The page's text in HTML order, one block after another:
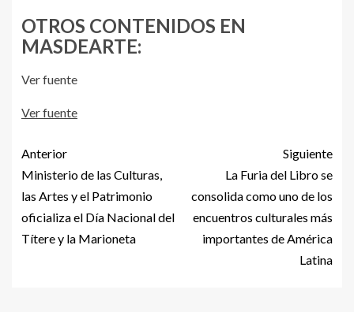
OTROS CONTENIDOS EN
MASDEARTE:
Ver fuente
Ver fuente
Anterior
Ministerio de las Culturas,
las Artes y el Patrimonio
oficializa el Día Nacional del
Títere y la Marioneta
Siguiente
La Furia del Libro se
consolida como uno de los
encuentros culturales más
importantes de América
Latina